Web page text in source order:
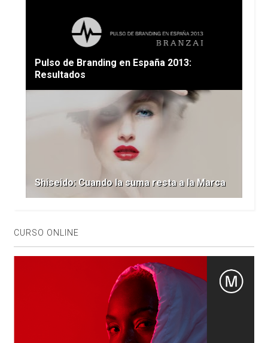
Pulso de Branding en España 2013:
Resultados
Shiseido: Cuando la suma resta a la Marca
CURSO ONLINE